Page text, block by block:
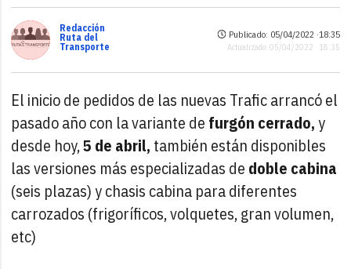
Redacción
Ruta del
Transporte
Publicado: 05/04/2022 ·18:35
Actualizado: 05/04/2022 · 18:35
El inicio de pedidos de las nuevas Trafic arrancó el
pasado año con la variante de furgón cerrado,y
desde hoy,5 de abril, también están disponibles
las versiones más especializadas de doble cabina
(seis plazas) y chasis cabina para diferentes
carrozados (frigoríficos, volquetes, gran volumen,
etc)